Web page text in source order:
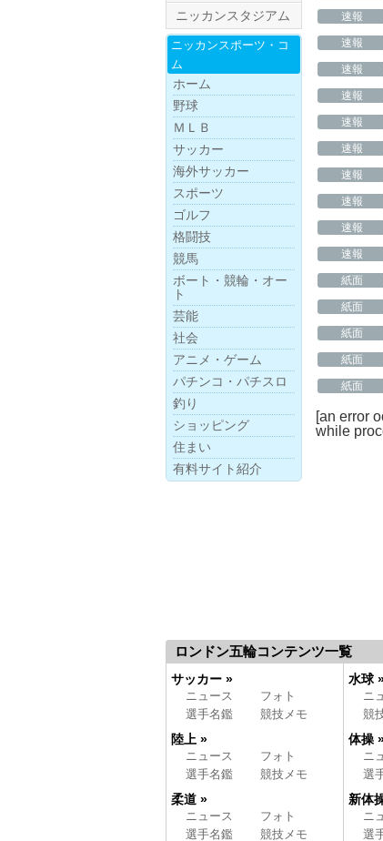
速報
速報
速報
速報
速報
速報
速報
速報
速報
速報
紙面
紙面
紙面
紙面
紙面
[an error
while
ニッカンスタジアム
ニッカンスポーツ・ コ
ム
ホーム
野球
ＭＬＢ
サッカー
海外サッカー
スポーツ
ゴルフ
格闘技
競馬
ボー ト・ 競輪・ オー
ト
芸能
社会
アニメ・ゲーム
パチンコ・パチスロ
釣り
ショッピング
住まい
有料サイト紹介
ロンドン五輪コンテンツ一覧
サッカー »
ニュース
フォト
選手名鑑
競技メモ
陸上 »
ニュース
フォト
選手名鑑
競技メモ
柔道 »
ニュース
フォト
選手名鑑
競技メモ
水球
ニ
競
体操
ニ
選
新体
ニ
選